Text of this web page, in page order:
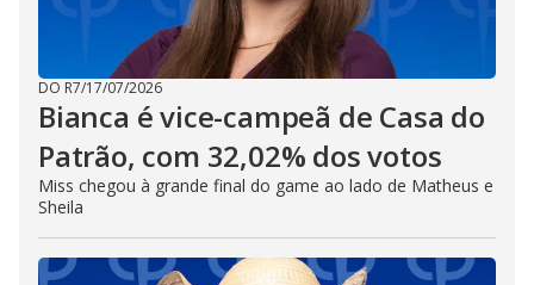
DO R7/17/07/2026
Bianca é vice-campeã de Casa do
Patrão, com 32,02% dos votos
Miss chegou à grande final do game ao lado de Matheus e
Sheila